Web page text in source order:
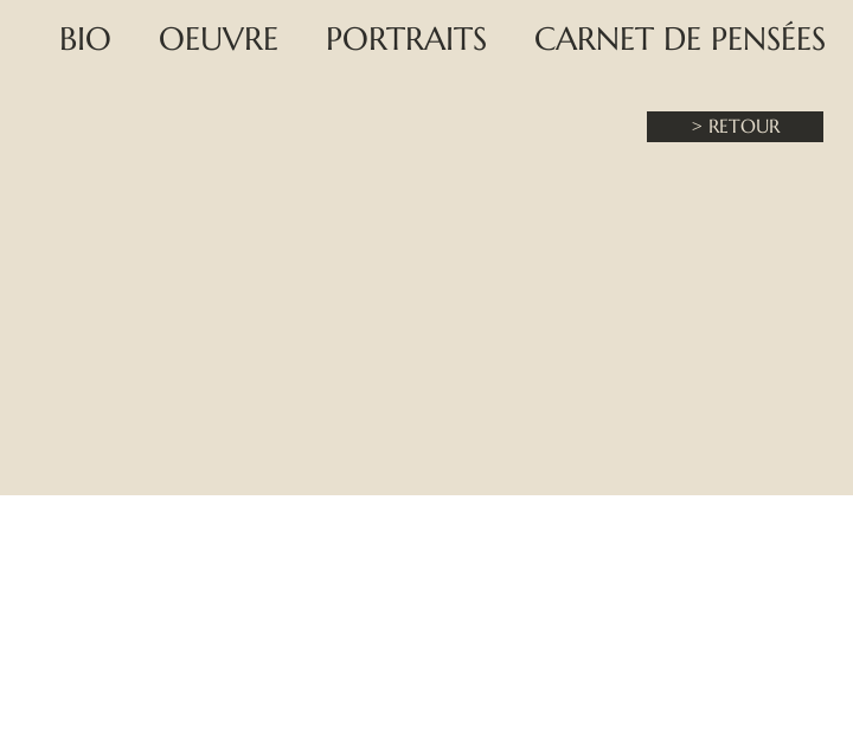
BIO OEUVRE PORTRAITS CARNET DE PENSÉES
> RETOUR